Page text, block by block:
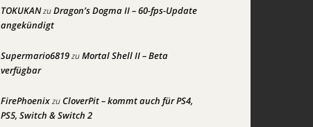
TOKUKANzuDragon’s Dogma II – 60-fps-Update
angekündigt
Supermario6819zuMortal Shell II – Beta
verfügbar
FirePhoenixzuCloverPit – kommt auch für PS4,
PS5, Switch & Switch 2